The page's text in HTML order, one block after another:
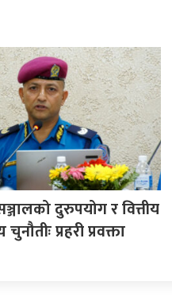
दुरुपयोग र वित्तीय
प्रहरी प्रवक्ता